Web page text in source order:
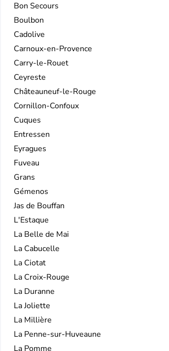
Bon Secours
Boulbon
Cadolive
Carnoux-en-Provence
Carry-le-Rouet
Ceyreste
Châteauneuf-le-Rouge
Cornillon-Confoux
Cuques
Entressen
Eyragues
Fuveau
Grans
Gémenos
Jas de Bouffan
L'Estaque
La Belle de Mai
La Cabucelle
La Ciotat
La Croix-Rouge
La Duranne
La Joliette
La Millière
La Penne-sur-Huveaune
La Pomme